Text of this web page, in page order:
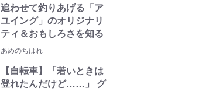
追わせて釣りあげる「ア
ユイング」のオリジナリ
ティ＆おもしろさを知る
あめのちはれ
【自転車】「若いときは
登れたんだけど……」 グ